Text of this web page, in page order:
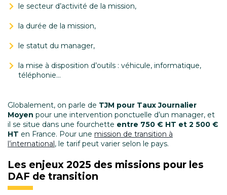
le secteur d’activité de la mission,
la durée de la mission,
le statut du manager,
la mise à disposition d’outils : véhicule, informatique,
téléphonie…
Globalement, on parle de TJM pour Taux Journalier
Moyen pour une intervention ponctuelle d’un manager, et
il se situe dans une fourchette entre 750 € HT et 2 500 €
HT en France. Pour une mission de transition à
l’international, le tarif peut varier selon le pays.
Les enjeux 2025 des missions pour les
DAF de transition